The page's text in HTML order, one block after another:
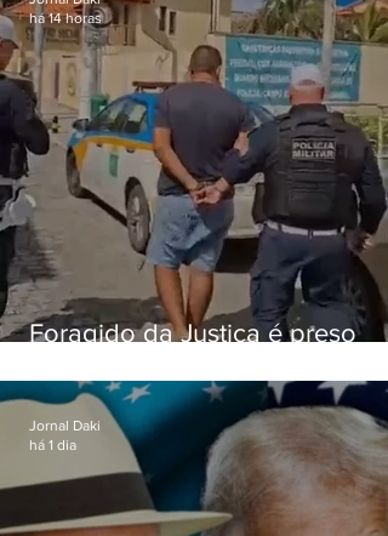
Foragido da Justiça é preso
RJ-106, em Maricá
há 14 horas
Jornal Daki
há 1 dia